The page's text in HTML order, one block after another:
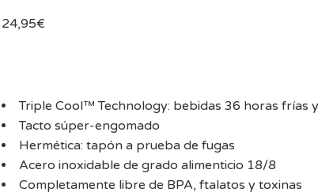
24,95€
Triple Cool™ Technology: bebidas 36 horas frías
Tacto súper-engomado
Hermética: tapón a prueba de fugas
Acero inoxidable de grado alimenticio 18/8
Completamente libre de BPA, ftalatos y toxinas